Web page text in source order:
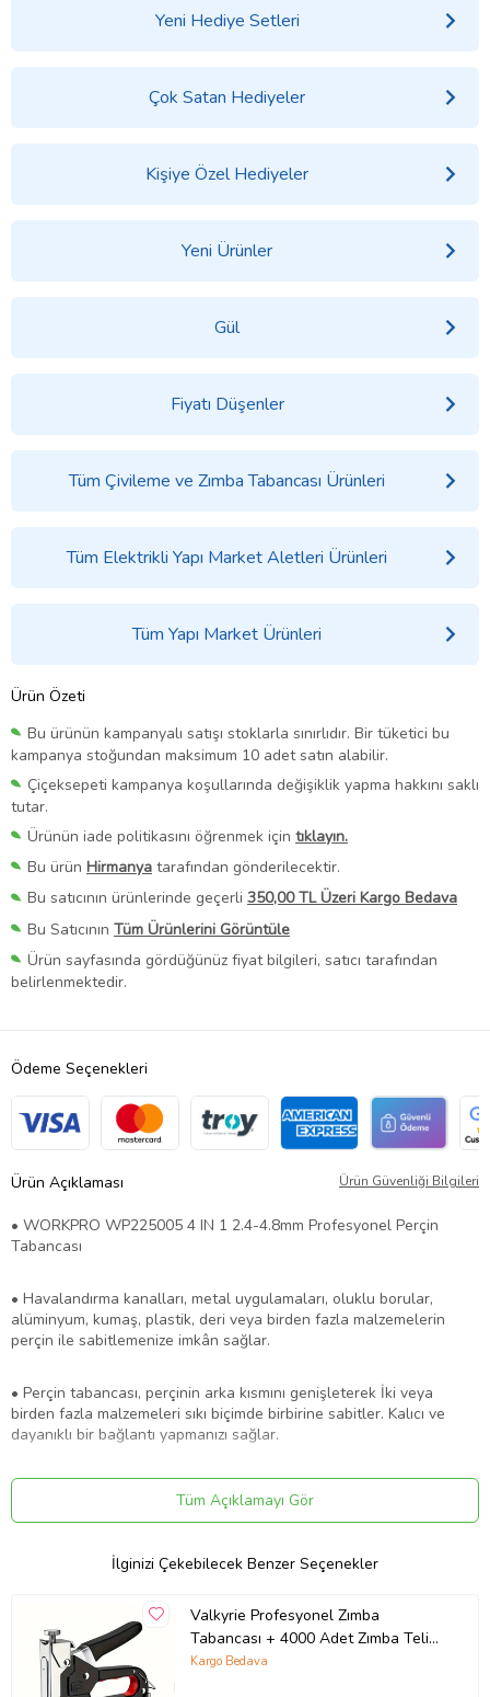
Yeni Hediye Setleri
Çok Satan Hediyeler
Kişiye Özel Hediyeler
Yeni Ürünler
Gül
Fiyatı Düşenler
Tüm Çivileme ve Zımba Tabancası Ürünleri
Tüm Elektrikli Yapı Market Aletleri Ürünleri
Tüm Yapı Market Ürünleri
Ürün Özeti
Bu ürünün kampanyalı satışı stoklarla sınırlıdır. Bir tüketici bu
kampanya stoğundan maksimum 10 adet satın alabilir.
Çiçeksepeti kampanya koşullarında değişiklik yapma hakkını saklı
tutar.
Ürünün iade politikasını öğrenmek için tıklayın.
Bu ürün Hirmanya tarafından gönderilecektir.
Bu satıcının ürünlerinde geçerli 350,00 TL Üzeri Kargo Bedava
Bu Satıcının Tüm Ürünlerini Görüntüle
Ürün sayfasında gördüğünüz fiyat bilgileri, satıcı tarafından
belirlenmektedir.
Ödeme Seçenekleri
Ürün Açıklaması Ürün Güvenliği Bilgileri
• WORKPRO WP225005 4 IN 1 2.4-4.8mm Profesyonel Perçin
Tabancası
• Havalandırma kanalları, metal uygulamaları, oluklu borular,
alüminyum, kumaş, plastik, deri veya birden fazla malzemelerin
perçin ile sabitlemenize imkân sağlar.
• Perçin tabancası, perçinin arka kısmını genişleterek İki veya
birden fazla malzemeleri sıkı biçimde birbirine sabitler. Kalıcı ve
dayanıklı bir bağlantı yapmanızı sağlar.
• Tamamen Krom Molibden gövde ve çene mekanizması sayesinde
• Metal dolaplar, alüminyum kapılar ve pencereler, pişirme kapları
• Bört adet değişebilir pens çapı ile birçok farklı uygulamalarda ve
kalınlıklarda perçin kullanma imkânı,
Tüm Açıklamayı Gör
İlginizi Çekebilecek Benzer Seçenekler
Valkyrie Profesyonel Zımba
Tabancası + 4000 Adet Zımba Teli
Hediye – Ahşap, Kumaş ve Duvar
Kargo Bedava